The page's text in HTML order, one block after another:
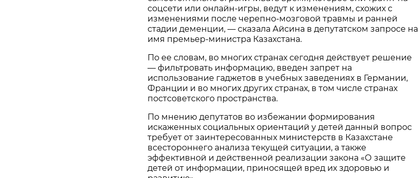
соцсети или онлайн-игры, ведут к изменениям, схожих с
изменениями после черепно-мозговой травмы и ранней
стадии деменции, — сказала Айсина в депутатском запросе на
имя премьер-министра Казахстана.
По ее словам, во многих странах сегодня действует решение
— фильтровать информацию, введен запрет на
использование гаджетов в учебных заведениях в Германии,
Франции и во многих других странах, в том числе странах
постсоветского пространства.
По мнению депутатов во избежании формирования
искаженных социальных ориентаций у детей данный вопрос
требует от заинтересованных министерств в Казахстане
всестороннего анализа текущей ситуации, а также
эффективной и действенной реализации закона «О защите
детей от информации, приносящей вред их здоровью и